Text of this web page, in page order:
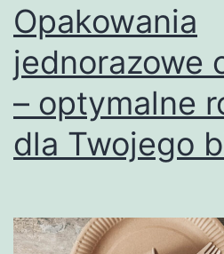
Opakowania
jednorazowe
– optymalne
dla Twojego